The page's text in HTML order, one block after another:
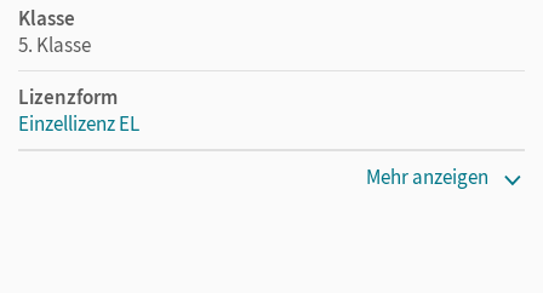
Klasse
5. Klasse
Lizenzform
Einzellizenz EL
Mehr anzeigen